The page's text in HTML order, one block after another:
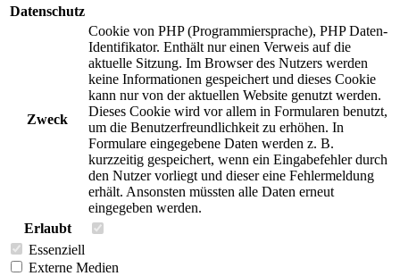
Datenschutz
Zweck
Cookie von PHP (Programmiersprache), PHP Daten-
Identifikator. Enthält nur einen Verweis auf die
aktuelle Sitzung. Im Browser des Nutzers werden
keine Informationen gespeichert und dieses Cookie
kann nur von der aktuellen Website genutzt werden.
Dieses Cookie wird vor allem in Formularen benutzt,
um die Benutzerfreundlichkeit zu erhöhen. In
Formulare eingegebene Daten werden z. B.
kurzzeitig gespeichert, wenn ein Eingabefehler durch
den Nutzer vorliegt und dieser eine Fehlermeldung
erhält. Ansonsten müssten alle Daten erneut
eingegeben werden.
Erlaubt
Essenziell
Externe Medien